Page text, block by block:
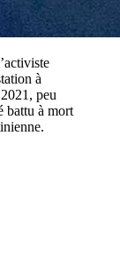
à
peu
battu à mort